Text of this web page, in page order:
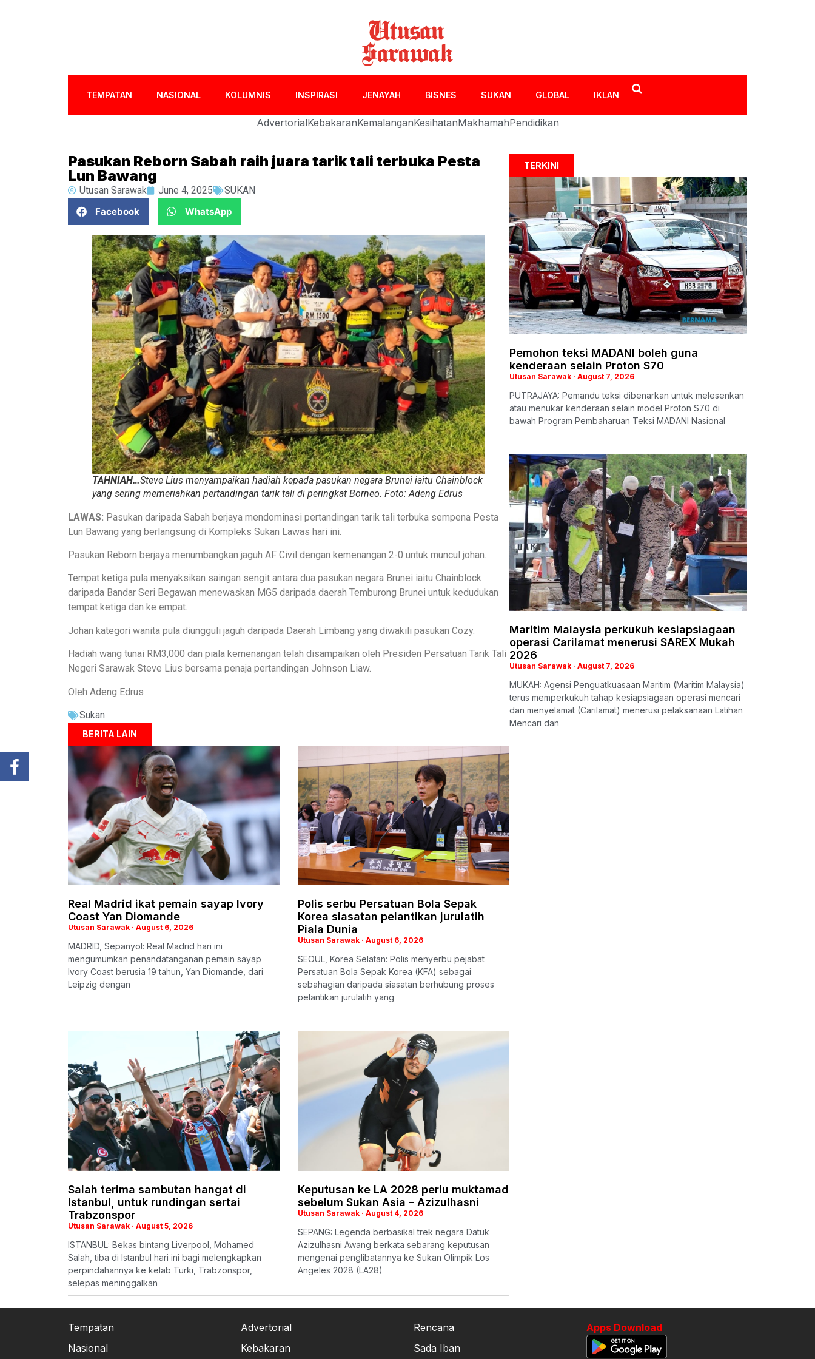
TEMPATAN NASIONAL KOLUMNIS INSPIRASI JENAYAH BISNES SUKAN GLOBAL IKLAN
AdvertorialKebakaranKemalanganKesihatanMakhamahPendidikan
Pasukan Reborn Sabah raih juara tarik tali terbuka Pesta
Lun Bawang
Utusan Sarawak June 4, 2025
SUKAN
Facebook
WhatsApp
TAHNIAH…Steve Lius menyampaikan hadiah kepada pasukan negara Brunei iaitu Chainblock
yang sering memeriahkan pertandingan tarik tali di peringkat Borneo. Foto: Adeng Edrus
LAWAS: Pasukan daripada Sabah berjaya mendominasi pertandingan tarik tali terbuka sempena Pesta
Lun Bawang yang berlangsung di Kompleks Sukan Lawas hari ini.
Pasukan Reborn berjaya menumbangkan jaguh AF Civil dengan kemenangan 2-0 untuk muncul johan.
Tempat ketiga pula menyaksikan saingan sengit antara dua pasukan negara Brunei iaitu Chainblock
daripada Bandar Seri Begawan menewaskan MG5 daripada daerah Temburong Brunei untuk kedudukan
tempat ketiga dan ke empat.
Johan kategori wanita pula diungguli jaguh daripada Daerah Limbang yang diwakili pasukan Cozy.
Hadiah wang tunai RM3,000 dan piala kemenangan telah disampaikan oleh Presiden Persatuan Tarik Tali
Negeri Sarawak Steve Lius bersama penaja pertandingan Johnson Liaw.
Oleh Adeng Edrus
Sukan
BERITA LAIN
Real Madrid ikat pemain sayap Ivory
Coast Yan Diomande
Utusan Sarawak August 6, 2026
MADRID, Sepanyol: Real Madrid hari ini
mengumumkan penandatanganan pemain sayap
Ivory Coast berusia 19 tahun, Yan Diomande, dari
Leipzig dengan
Polis serbu Persatuan Bola Sepak
Korea siasatan pelantikan jurulatih
Piala Dunia
Utusan Sarawak August 6, 2026
SEOUL, Korea Selatan: Polis menyerbu pejabat
Persatuan Bola Sepak Korea (KFA) sebagai
sebahagian daripada siasatan berhubung proses
pelantikan jurulatih yang
Salah terima sambutan hangat di
Istanbul, untuk rundingan sertai
Trabzonspor
Utusan Sarawak August 5, 2026
ISTANBUL: Bekas bintang Liverpool, Mohamed
Salah, tiba di Istanbul hari ini bagi melengkapkan
perpindahannya ke kelab Turki, Trabzonspor,
selepas meninggalkan
Keputusan ke LA 2028 perlu muktamad
sebelum Sukan Asia – Azizulhasni
Utusan Sarawak August 4, 2026
SEPANG: Legenda berbasikal trek negara Datuk
Azizulhasni Awang berkata sebarang keputusan
mengenai penglibatannya ke Sukan Olimpik Los
Angeles 2028 (LA28)
TERKINI
Pemohon teksi MADANI boleh guna
kenderaan selain Proton S70
Utusan Sarawak August 7, 2026
PUTRAJAYA: Pemandu teksi dibenarkan untuk melesenkan
atau menukar kenderaan selain model Proton S70 di
bawah Program Pembaharuan Teksi MADANI Nasional
Maritim Malaysia perkukuh kesiapsiagaan
operasi Carilamat menerusi SAREX Mukah
2026
Utusan Sarawak August 7, 2026
MUKAH: Agensi Penguatkuasaan Maritim (Maritim Malaysia)
terus memperkukuh tahap kesiapsiagaan operasi mencari
dan menyelamat (Carilamat) menerusi pelaksanaan Latihan
Mencari dan
Tempatan
Nasional
Advertorial
Kebakaran
Rencana
Sada Iban
Apps Download